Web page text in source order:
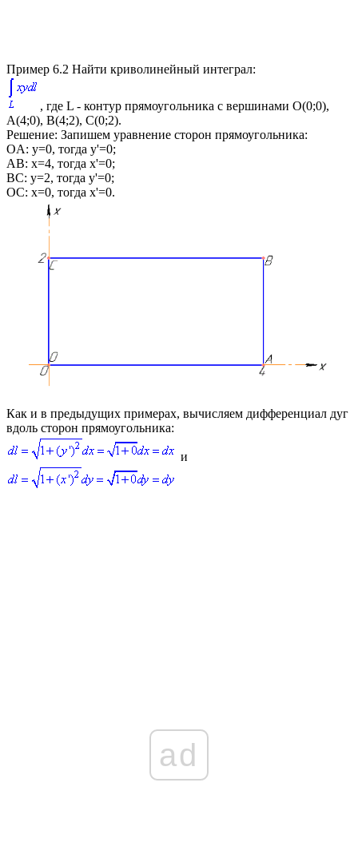
Пример 6.2 Найти криволинейный интеграл:
, где L - контур прямоугольника с вершинами O(0;0),
A(4;0), B(4;2), C(0;2).
Решение: Запишем уравнение сторон прямоугольника:
OA: y=0, тогда y'=0;
AB: x=4, тогда x'=0;
BC: y=2, тогда y'=0;
OC: x=0, тогда x'=0.
Как и в предыдущих примерах, вычисляем дифференциал дуг
вдоль сторон прямоугольника:
и
ad